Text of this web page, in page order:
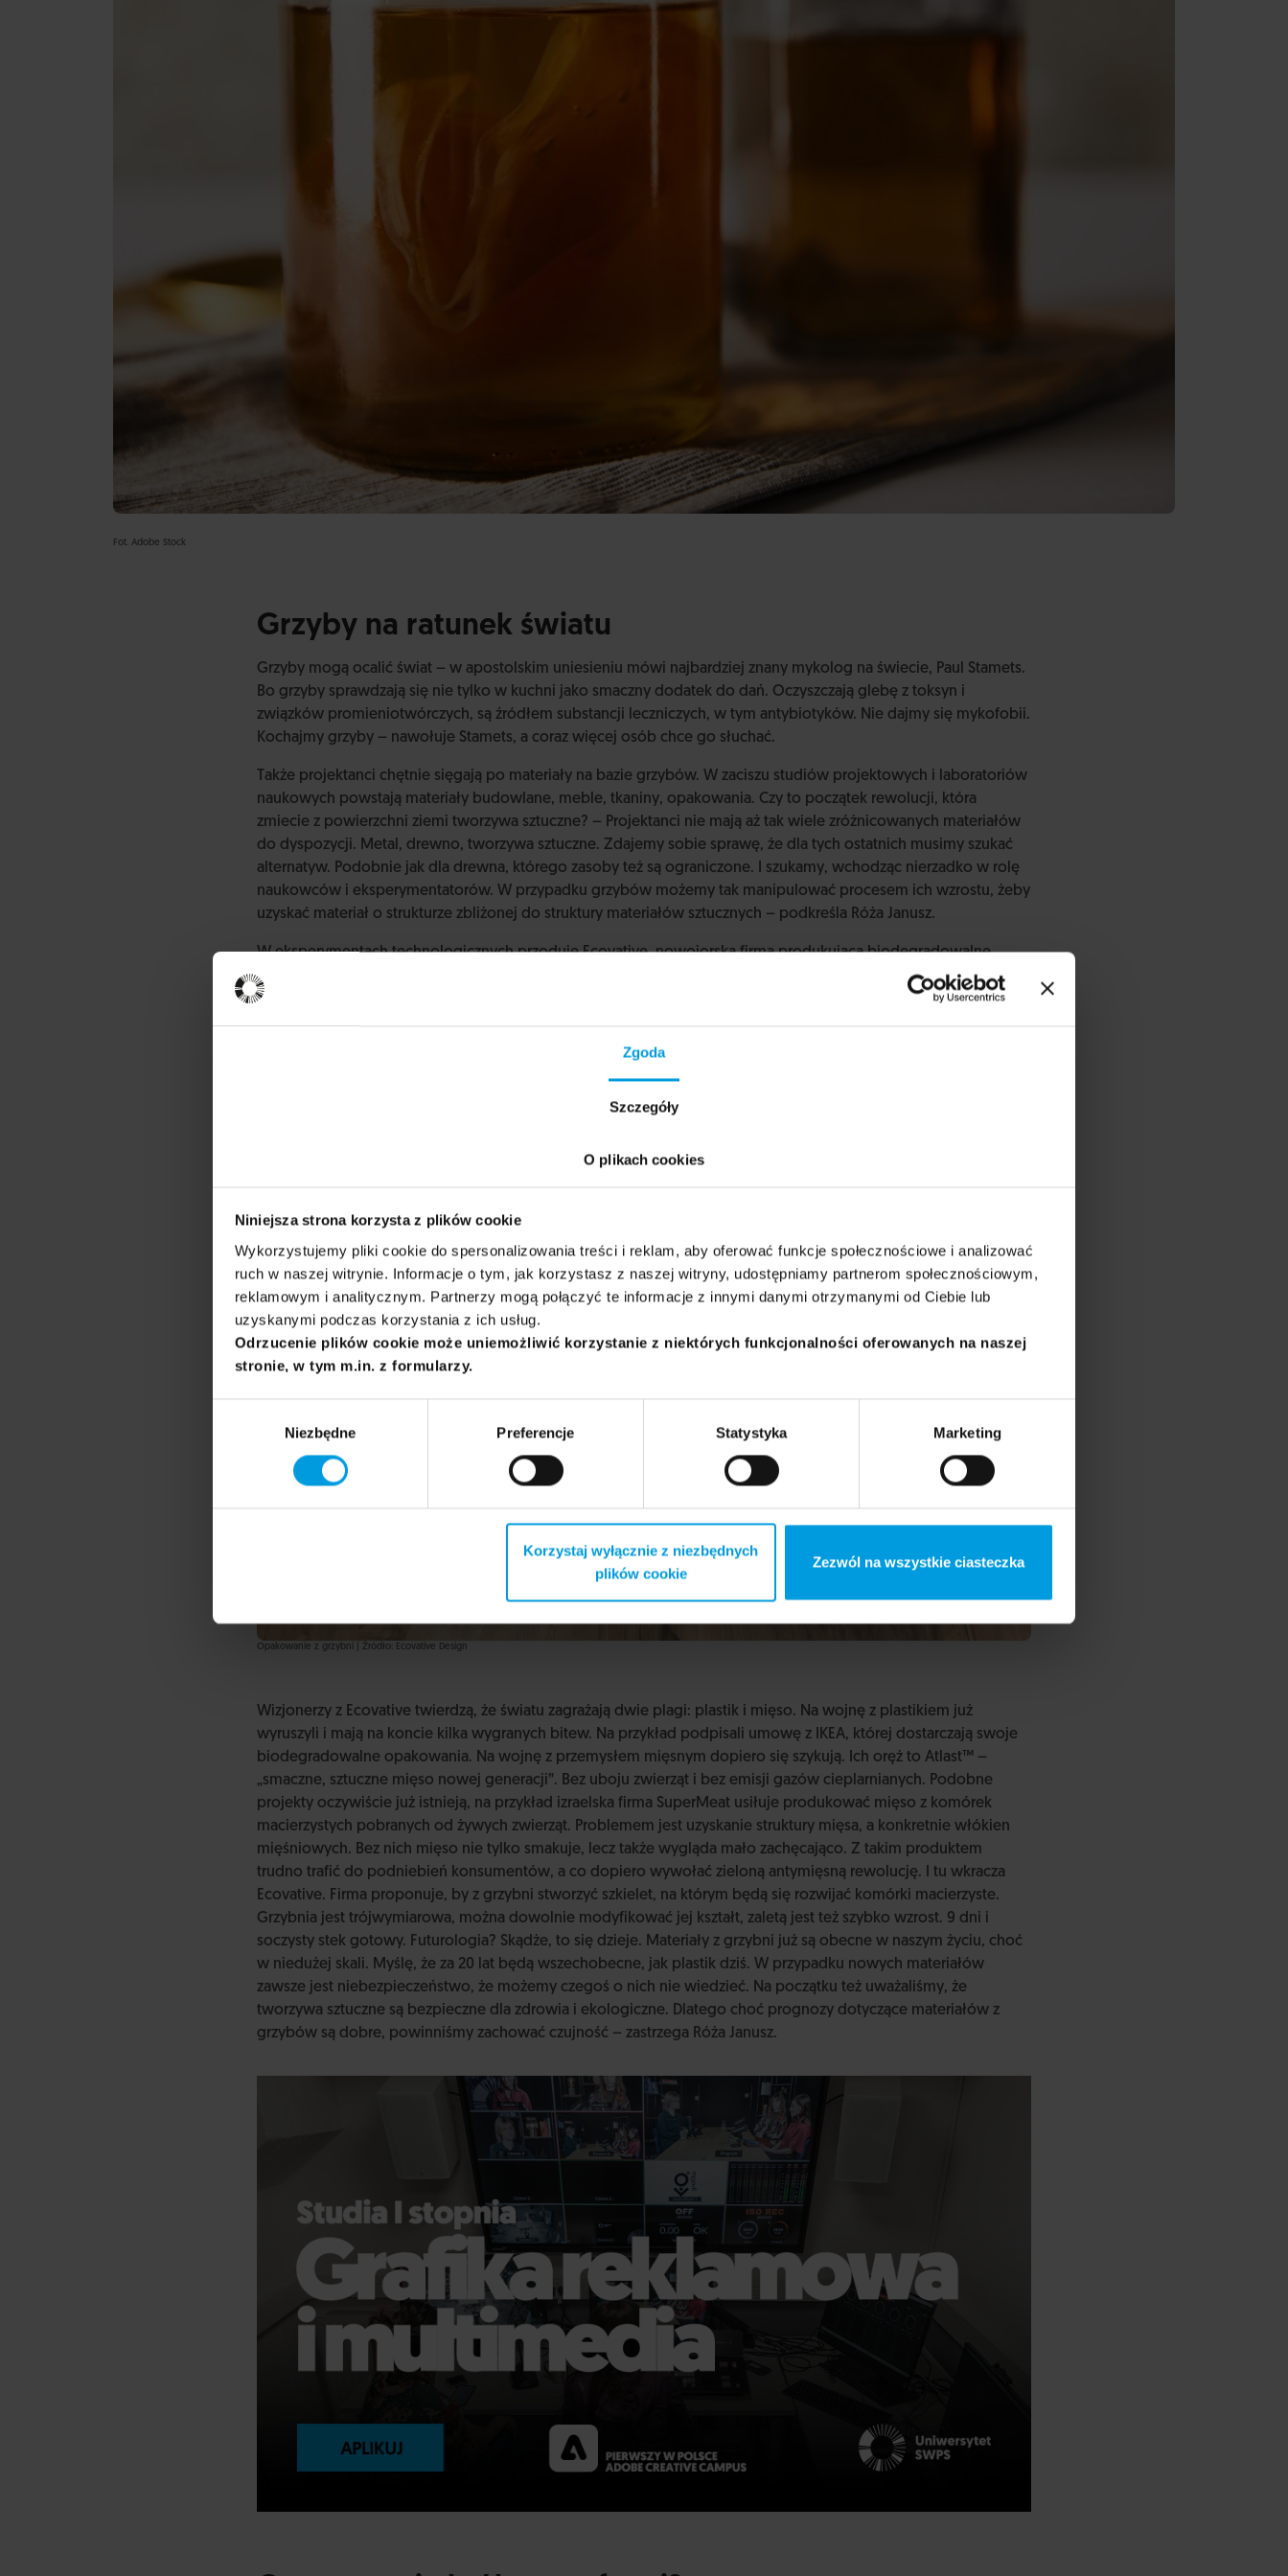
Zgoda
Szczegóły
O plikach cookies
Niniejsza strona korzysta z plików cookie
Wykorzystujemy pliki cookie do spersonalizowania treści i reklam, aby oferować funkcje społecznościowe i analizować
ruch w naszej witrynie. Informacje o tym, jak korzystasz z naszej witryny, udostępniamy partnerom społecznościowym,
reklamowym i analitycznym. Partnerzy mogą połączyć te informacje z innymi danymi otrzymanymi od Ciebie lub
uzyskanymi podczas korzystania z ich usług.
Odrzucenie plików cookie może uniemożliwić korzystanie z niektórych funkcjonalności oferowanych na naszej
stronie, w tym m.in. z formularzy.
Niezbędne Preferencje Statystyka Marketing
Korzystaj wyłącznie z niezbędnych
plików cookie
Zezwól na wszystkie ciasteczka
Fot. Adobe Stock
Grzyby na ratunek światu
Grzyby mogą ocalić świat – w apostolskim uniesieniu mówi najbardziej znany mykolog na świecie, Paul Stamets.
Bo grzyby sprawdzają się nie tylko w kuchni jako smaczny dodatek do dań. Oczyszczają glebę z toksyn i
związków promieniotwórczych, są źródłem substancji leczniczych, w tym antybiotyków. Nie dajmy się mykofobii.
Kochajmy grzyby – nawołuje Stamets, a coraz więcej osób chce go słuchać.
Także projektanci chętnie sięgają po materiały na bazie grzybów. W zaciszu studiów projektowych i laboratoriów
naukowych powstają materiały budowlane, meble, tkaniny, opakowania. Czy to początek rewolucji, która
zmiecie z powierzchni ziemi tworzywa sztuczne? – Projektanci nie mają aż tak wiele zróżnicowanych materiałów
do dyspozycji. Metal, drewno, tworzywa sztuczne. Zdajemy sobie sprawę, że dla tych ostatnich musimy szukać
alternatyw. Podobnie jak dla drewna, którego zasoby też są ograniczone. I szukamy, wchodząc nierzadko w rolę
naukowców i eksperymentatorów. W przypadku grzybów możemy tak manipulować procesem ich wzrostu, żeby
uzyskać materiał o strukturze zbliżonej do struktury materiałów sztucznych – podkreśla Róża Janusz.
W eksperymentach technologicznych przoduje Ecovative, nowojorska firma produkująca biodegradowalne
zamienniki dla styropianowych opakowań i poliuretanowych izolacji. Eban Bayer i Gavin McIntyre, twórcy start-
upu, zauważyli, że grzybnia umieszczona na podłożu z trocin, silnie je wiąże. Idealne spoiwo? Tak, a ponadto
Uzyskuje się nie tylko plastyczny, podatny na formowanie materiał, lecz także zapobiega marnotrawieniu
Opakowanie z grzybni | Źródło: Ecovative Design
Wizjonerzy z Ecovative twierdzą, że światu zagrażają dwie plagi: plastik i mięso. Na wojnę z plastikiem już
wyruszyli i mają na koncie kilka wygranych bitew. Na przykład podpisali umowę z IKEA, której dostarczają swoje
biodegradowalne opakowania. Na wojnę z przemysłem mięsnym dopiero się szykują. Ich oręż to Atlast™ –
„smaczne, sztuczne mięso nowej generacji”. Bez uboju zwierząt i bez emisji gazów cieplarnianych. Podobne
projekty oczywiście już istnieją, na przykład izraelska firma SuperMeat usiłuje produkować mięso z komórek
macierzystych pobranych od żywych zwierząt. Problemem jest uzyskanie struktury mięsa, a konkretnie włókien
mięśniowych. Bez nich mięso nie tylko smakuje, lecz także wygląda mało zachęcająco. Z takim produktem
trudno trafić do podniebień konsumentów, a co dopiero wywołać zieloną antymięsną rewolucję. I tu wkracza
Ecovative. Firma proponuje, by z grzybni stworzyć szkielet, na którym będą się rozwijać komórki macierzyste.
Grzybnia jest trójwymiarowa, można dowolnie modyfikować jej kształt, zaletą jest też szybko wzrost. 9 dni i
soczysty stek gotowy. Futurologia? Skądże, to się dzieje. Materiały z grzybni już są obecne w naszym życiu, choć
w niedużej skali. Myślę, że za 20 lat będą wszechobecne, jak plastik dziś. W przypadku nowych materiałów
zawsze jest niebezpieczeństwo, że możemy czegoś o nich nie wiedzieć. Na początku też uważaliśmy, że
tworzywa sztuczne są bezpieczne dla zdrowia i ekologiczne. Dlatego choć prognozy dotyczące materiałów z
grzybów są dobre, powinniśmy zachować czujność – zastrzega Róża Janusz.